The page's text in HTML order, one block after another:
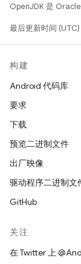
OpenJDK 是
最后更新时间
构建
Android 代码库
要求
下载
预览二进制文件
出厂映像
驱动程序二进制文
GitHub
关注
在 Twitter 上